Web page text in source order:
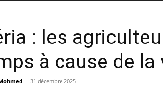
: les
à cause de la
- 31 décembre 2025